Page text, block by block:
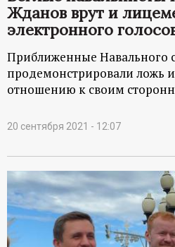
Жданов врут и
электронного
Приближенные Навального
продемонстрировали ложь
отношению к своим
20 сентября 2021 - 12:07